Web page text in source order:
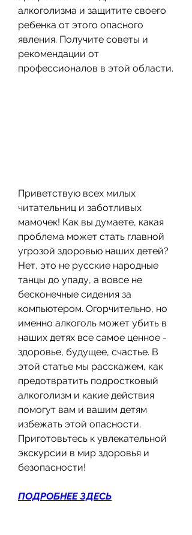
алкоголизма и защитите своего
ребенка от этого опасного
явления. Получите советы и
рекомендации от
профессионалов в этой области.
Приветствую всех милых
читательниц и заботливых
мамочек! Как вы думаете, какая
проблема может стать главной
угрозой здоровью наших детей?
Нет, это не русские народные
танцы до упаду, а вовсе не
бесконечные сидения за
компьютером. Огорчительно, но
именно алкоголь может убить в
наших детях все самое ценное -
здоровье, будущее, счастье. В
этой статье мы расскажем, как
предотвратить подростковый
алкоголизм и какие действия
помогут вам и вашим детям
избежать этой опасности.
Приготовьтесь к увлекательной
экскурсии в мир здоровья и
безопасности!
ПОДРОБНЕЕ ЗДЕСЬ